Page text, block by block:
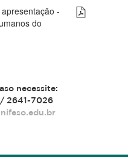
-
do
necessite:
2641-7026